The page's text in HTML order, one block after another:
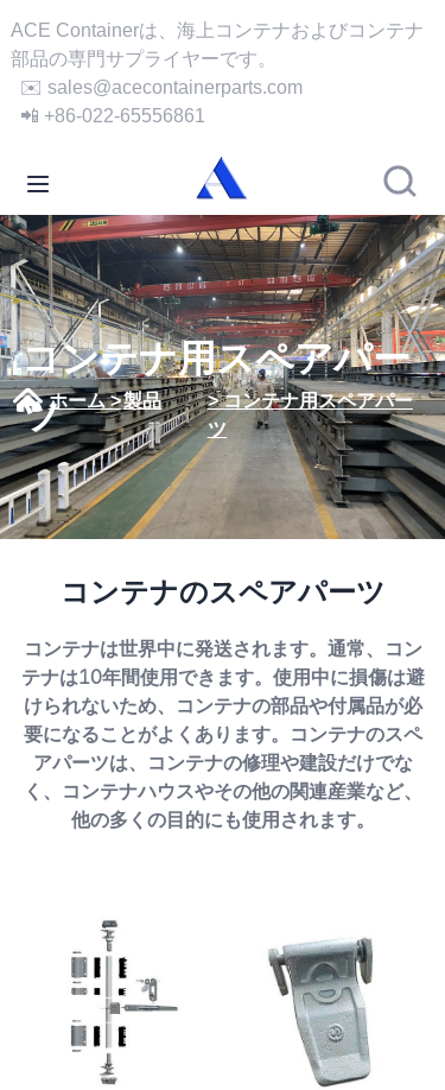
ACE Containerは、海上コンテナおよびコンテナ
部品の専門サプライヤーです。
✉️ sales@acecontainerparts.com
📲 +86-022-65556861
コンテナ用スペアパー
ツホーム >製品
> コンテナ用スペアパー
ツ
コンテナのスペアパーツ
コンテナは世界中に発送されます。通常、コン
テナは10年間使用できます。使用中に損傷は避
けられないため、コンテナの部品や付属品が必
要になることがよくあります。コンテナのスペ
アパーツは、コンテナの修理や建設だけでな
く、コンテナハウスやその他の関連産業など、
他の多くの目的にも使用されます。
ホーム
製品
サービス
ケース
ニュース
動画
お問い合わせ